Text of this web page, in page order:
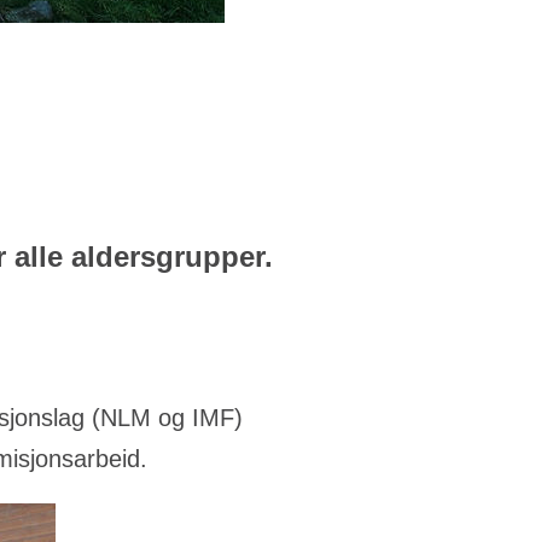
alle aldersgrupper.
(NLM og IMF)